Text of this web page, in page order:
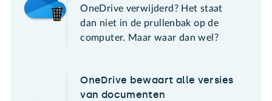
OneDrive verwijderd? Het staat
dan niet in de prullenbak op de
computer. Maar waar dan wel?
OneDrive bewaart alle versies
van documenten